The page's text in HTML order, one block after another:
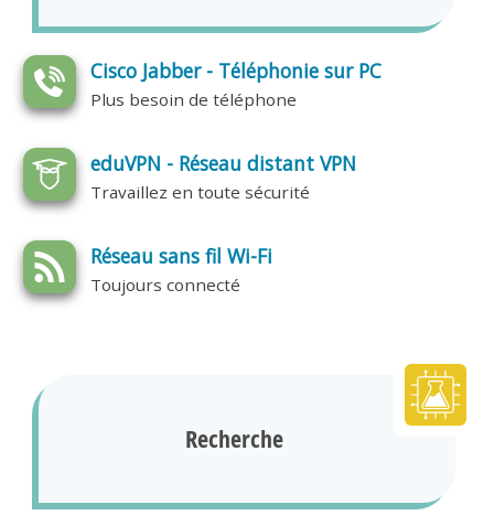
Cisco Jabber - Téléphonie sur PC
Plus besoin de téléphone
eduVPN - Réseau distant VPN
Travaillez en toute sécurité
Réseau sans fil Wi-Fi
Toujours connecté
Recherche